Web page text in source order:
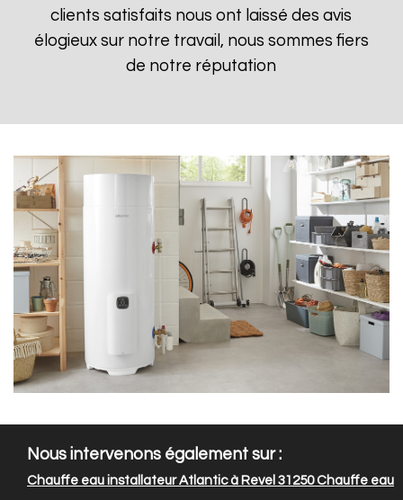
clients satisfaits nous ont laissé des avis
élogieux sur notre travail, nous sommes fiers
de notre réputation
Nous intervenons également sur :
Chauffe eau installateur Atlantic à Revel 31250Chauffe eau